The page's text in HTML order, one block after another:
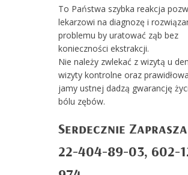
To Państwa szybka reakcja
lekarzowi na diagnozę i
problemu by uratować ząb bez
konieczności ekstrakcji.
Nie należy zwlekać z wizytą u
wizyty kontrolne oraz
jamy ustnej dadzą gwarancję
bólu zębów.
Serdecznie
22-404-89-03, 602-